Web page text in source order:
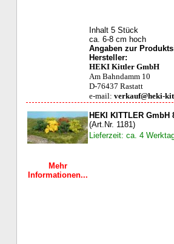
Inhalt 5 Stück
ca. 6-8 cm hoch
Angaben zur
Hersteller:
HEKI Kittler GmbH
Am Bahndamm 10
D-76437 Rastatt
e-mail: verkauf@heki-
Mehr
Informationen...
HEKI KITTLER GmbH
(Art.Nr. 1181)
Lieferzeit: ca. 4